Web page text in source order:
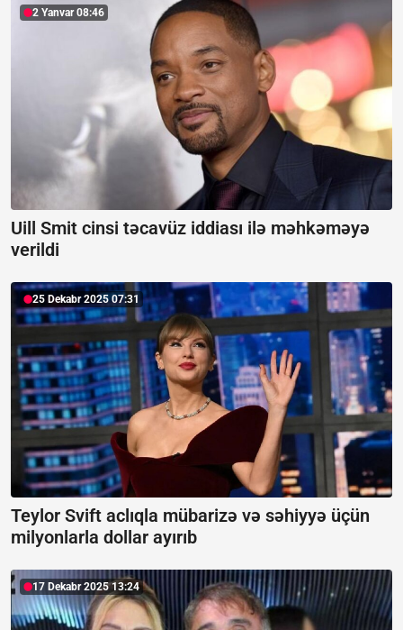
2 Yanvar 08:46
Uill Smit cinsi təcavüz iddiası ilə məhkəməyə
verildi
25 Dekabr 2025 07:31
Teylor Svift aclıqla mübarizə və səhiyyə üçün
milyonlarla dollar ayırıb
17 Dekabr 2025 13:24